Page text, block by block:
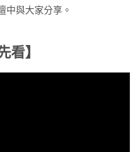
中與大家分享。
看】